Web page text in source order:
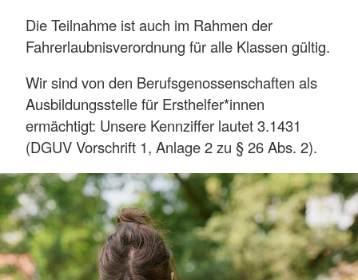
Die Teilnahme ist auch im Rahmen der
Fahrerlaubnisverordnung für alle Klassen gültig.
Wir sind von den Berufsgenossenschaften als
Ausbildungsstelle für Ersthelfer*innen
ermächtigt: Unsere Kennziffer lautet 3.1431
(DGUV Vorschrift 1, Anlage 2 zu § 26 Abs. 2).